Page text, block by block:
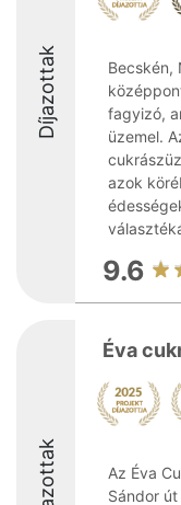
Díjazottak
Becskén,
fagyizó,
üzemel.
azok
9.6
Díjazottak
Éva
Az Éva
Sándor